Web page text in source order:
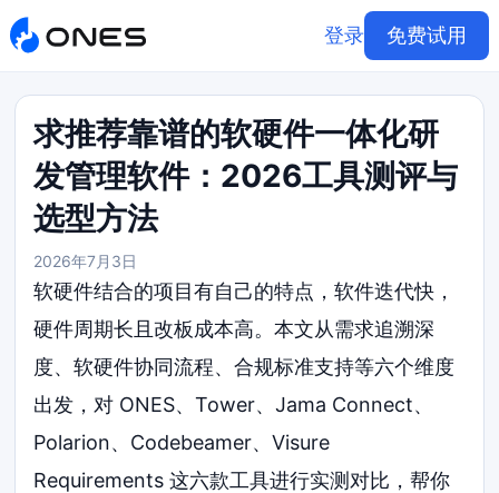
登录 免费试用
求推荐靠谱的软硬件一体化研
发管理软件：2026工具测评与
选型方法
2026年7月3日
软硬件结合的项目有自己的特点，软件迭代快，
硬件周期长且改板成本高。本文从需求追溯深
度、软硬件协同流程、合规标准支持等六个维度
出发，对 ONES、Tower、Jama Connect、
Polarion、Codebeamer、Visure
Requirements 这六款工具进行实测对比，帮你